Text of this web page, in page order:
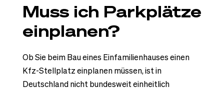
Muss ich Parkplätze
einplanen?
Ob Sie beim Bau eines Einfamilienhauses einen
Kfz-Stellplatz einplanen müssen, ist in
Deutschland nicht bundesweit einheitlich